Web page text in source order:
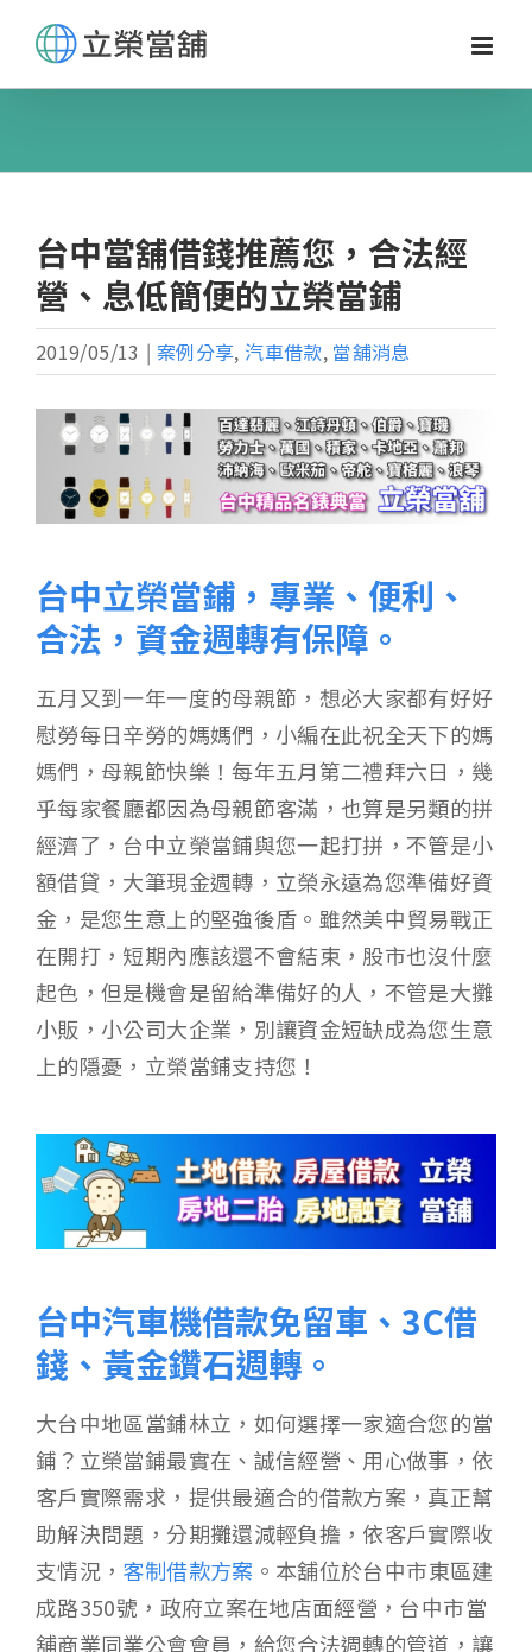
content
台中當舖借錢推薦您，合法經
營、息低簡便的立榮當鋪
2019/05/13 | 案例分享, 汽車借款, 當舖消息
台中立榮當鋪，專業、便利、
合法，資金週轉有保障。
五月又到一年一度的母親節，想必大家都有好好
慰勞每日辛勞的媽媽們，小編在此祝全天下的媽
媽們，母親節快樂！每年五月第二禮拜六日，幾
乎每家餐廳都因為母親節客滿，也算是另類的拼
經濟了，台中立榮當鋪與您一起打拼，不管是小
額借貸，大筆現金週轉，立榮永遠為您準備好資
金，是您生意上的堅強後盾。雖然美中貿易戰正
在開打，短期內應該還不會結束，股市也沒什麼
起色，但是機會是留給準備好的人，不管是大攤
小販，小公司大企業，別讓資金短缺成為您生意
上的隱憂，立榮當鋪支持您！
台中汽車機借款免留車、3C借
錢、黃金鑽石週轉。
大台中地區當鋪林立，如何選擇一家適合您的當
鋪？立榮當鋪最實在、誠信經營、用心做事，依
客戶實際需求，提供最適合的借款方案，真正幫
助解決問題，分期攤還減輕負擔，依客戶實際收
支情況， 客制借款方案 。本舖位於台中市東區建
成路350號，政府立案在地店面經營，台中市當
舖商業同業公會會員，給您合法週轉的管道，讓